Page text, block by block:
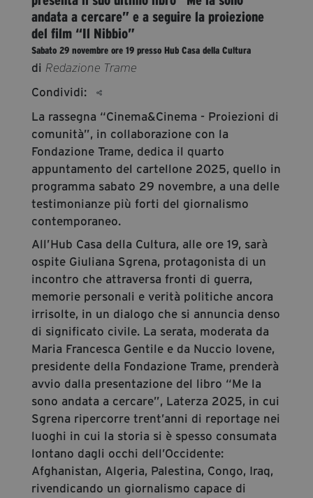
segreteria@tramefestival.it
info@tramefestival.it
+39 346 954 4078
andata a cercare” e a seguire la proiezione
del film “Il Nibbio”
Sabato 29 novembre ore 19 presso Hub Casa della Cultura
di Redazione Trame
Condividi:
La rassegna “Cinema&Cinema - Proiezioni di
comunità”, in collaborazione con la
Fondazione Trame, dedica il quarto
appuntamento del cartellone 2025, quello in
programma sabato 29 novembre, a una delle
testimonianze più forti del giornalismo
contemporaneo.
All’Hub Casa della Cultura, alle ore 19, sarà
ospite Giuliana Sgrena, protagonista di un
incontro che attraversa fronti di guerra,
memorie personali e verità politiche ancora
irrisolte, in un dialogo che si annuncia denso
di significato civile. La serata, moderata da
Maria Francesca Gentile e da Nuccio Iovene,
presidente della Fondazione Trame, prenderà
avvio dalla presentazione del libro “Me la
sono andata a cercare”, Laterza 2025, in cui
Sgrena ripercorre trent’anni di reportage nei
luoghi in cui la storia si è spesso consumata
lontano dagli occhi dell’Occidente:
Afghanistan, Algeria, Palestina, Congo, Iraq,
rivendicando un giornalismo capace di